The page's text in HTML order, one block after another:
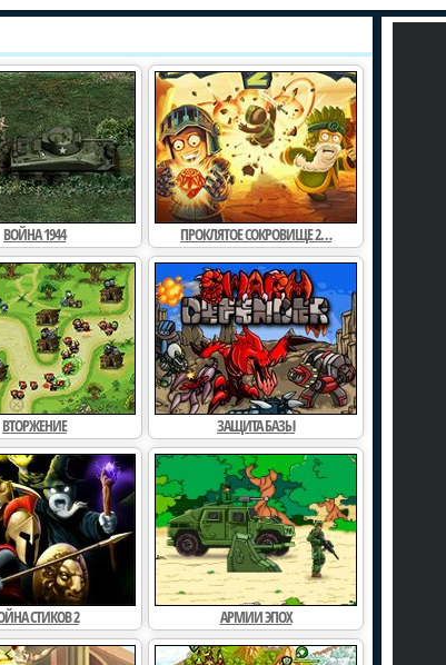
Некронатор Некронатор 2
Караульный рыцарь Караульный рыцарь 2
Защита королевства Война 1944
Защита от зомби Вторжение
Древние войны Хранитель рощи 3
ВОЙНА 1944 ПРОКЛЯТОЕ СОКРОВИЩЕ 2…
ВТОРЖЕНИЕ ЗАЩИТА БАЗЫ
СТИКОВ 2 АРМИИ ЭПОХ